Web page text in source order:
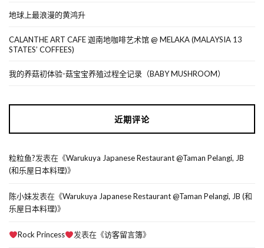
地球上最浪漫的黄鸿升
CALANTHE ART CAFE 迦南地咖啡艺术馆 @ MELAKA (MALAYSIA 13
STATES’ COFFEES)
我的养菇初体验-菇宝宝养殖过程全记录（BABY MUSHROOM）
近期评论
粒粒鱼?发表在《Warukuya Japanese Restaurant @Taman Pelangi, JB
(和乐屋日本料理)》
陈小妹发表在《Warukuya Japanese Restaurant @Taman Pelangi, JB (和
乐屋日本料理)》
Rock Princess 发表在《访客留言簿》